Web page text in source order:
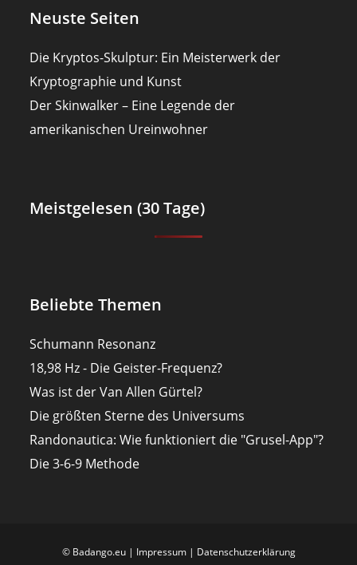
Neuste Seiten
Die Kryptos-Skulptur: Ein Meisterwerk der
Kryptographie und Kunst
Der Skinwalker – Eine Legende der
amerikanischen Ureinwohner
Meistgelesen (30 Tage)
Beliebte Themen
Schumann Resonanz
18,98 Hz - Die Geister-Frequenz?
Was ist der Van Allen Gürtel?
Die größten Sterne des Universums
Randonautica: Wie funktioniert die "Grusel-App"?
Die 3-6-9 Methode
© Badango.eu | Impressum| Datenschutzerklärung